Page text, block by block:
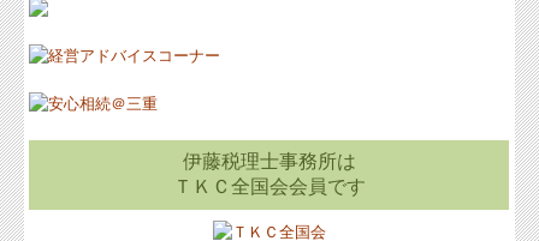
伊藤税理士事務所は
ＴＫＣ全国会会員です